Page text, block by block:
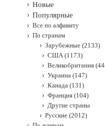
Новые
Популярные
Все по алфавиту
По странам
Зарубежные (2133)
США (1173)
Великобритания
Украина (147)
Канада (131)
Франция (104)
Другие страны
Русские (2012)